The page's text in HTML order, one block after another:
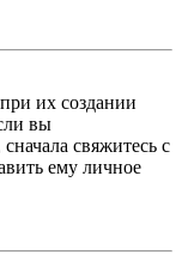
их создании
вы
свяжитесь с
ему личное